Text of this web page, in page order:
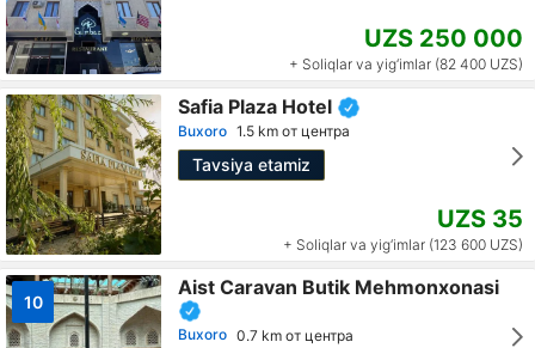
UZS 250 000
+ Soliqlar va yig‘imlar (82 400 UZS)
Safia Plaza Hotel
Buxoro 1.5 km от центра
Tavsiya etamiz
UZS 35
+ Soliqlar va yig‘imlar (123 600 UZS)
10
Aist Caravan Butik Mehmonxonasi
Buxoro 0.7 km от центра